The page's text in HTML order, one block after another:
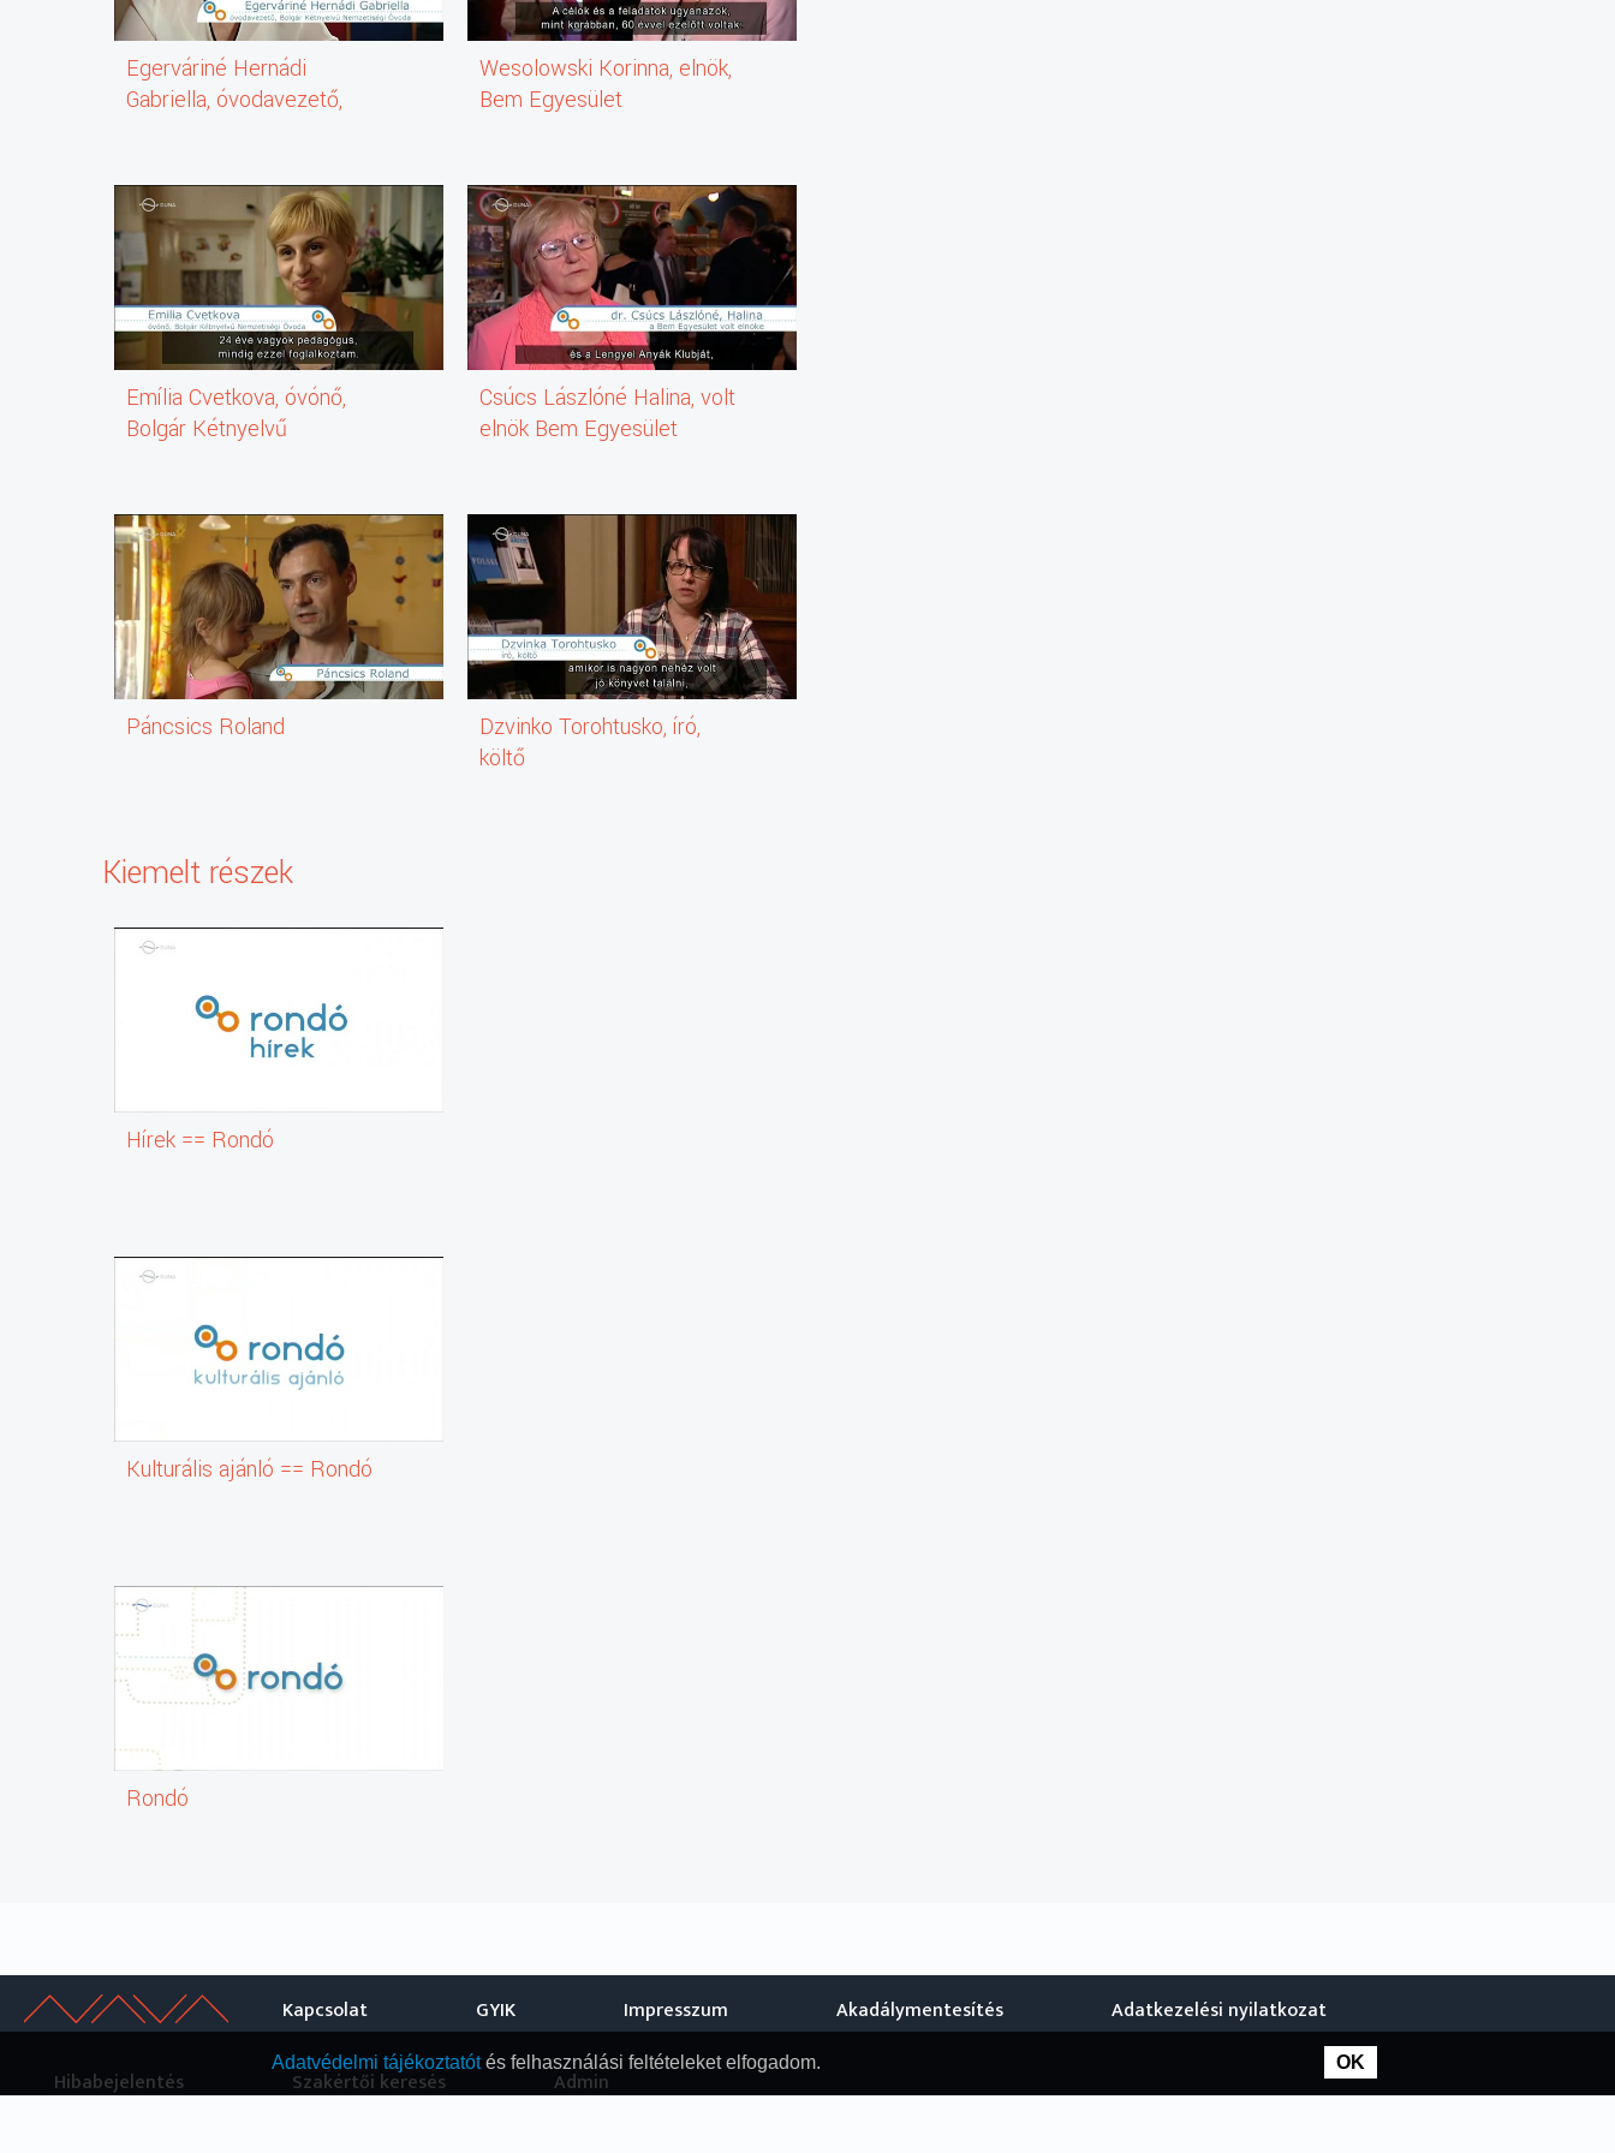
Egerváriné Hernádi
Gabriella, óvodavezető,
Emília Cvetkova, óvónő,
Bolgár Kétnyelvű
Páncsics Roland
Wesolowski Korinna, elnök,
Bem Egyesület
Csúcs Lászlóné Halina, volt
elnök Bem Egyesület
Dzvinko Torohtusko, író,
költő
Kiemelt részek
Hírek == Rondó
Kulturális ajánló == Rondó
Rondó
Kapcsolat GYIK Impresszum Akadálymentesítés Adatkezelési nyilatkozat
Hibabejelentés Szakértői keresés Admin
Adatvédelmi tájékoztatótés felhasználási feltételeket elfogadom. OK